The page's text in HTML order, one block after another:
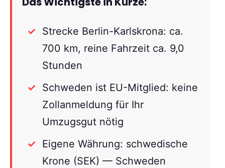
Strecke Berlin-Karlskrona: ca.
700 km, reine Fahrzeit ca. 9,0
Stunden
Schweden ist EU-Mitglied: keine
Zollanmeldung für Ihr
Umzugsgut nötig
Eigene Währung: schwedische
Krone (SEK) — Schweden